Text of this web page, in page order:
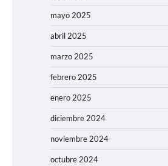
mayo 2025
abril 2025
marzo 2025
febrero 2025
enero 2025
diciembre 2024
noviembre 2024
octubre 2024